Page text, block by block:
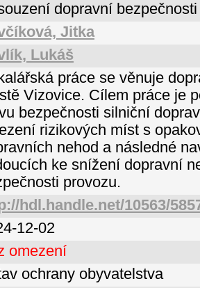
dopravní
Jitka
Lukáš
práce se věnuje
Vizovice. Cílem práce je
bezpečnosti silniční
rizikových míst s
nehod a následné
ke snížení dopravní
provozu.
hdl.handle.net/10563/
12-02
omezení
ochrany obyvatelstva